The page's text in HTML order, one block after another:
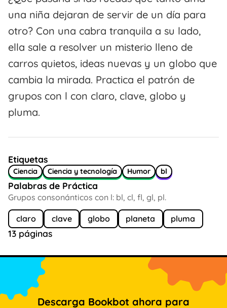
una niña dejaran de servir de un día para
otro? Con una cabra tranquila a su lado,
ella sale a resolver un misterio lleno de
carros quietos, ideas nuevas y un globo que
cambia la mirada. Practica el patrón de
grupos con l con claro, clave, globo y
pluma.
Etiquetas
Ciencia Ciencia y tecnología Humor bl
Palabras de Práctica
Grupos consonánticos con l: bl, cl, fl, gl, pl.
claro clave globo planeta pluma
13 páginas
Descarga Bookbot ahora para